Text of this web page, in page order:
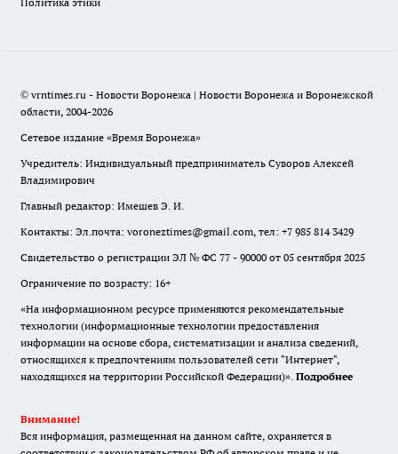
© vrntimes.ru - Новости Воронежа | Новости Воронежа и Воронежской
области, 2004-2026
Сетевое издание «Время Воронежа»
Учредитель: Индивидуальный предприниматель Суворов Алексей
Владимирович
Главный редактор: Имешев Э. И.
Контакты: Эл.почта: voroneztimes@gmail.com, тел: +7 985 814 3429
Свидетельство о регистрации ЭЛ № ФС 77 - 90000 от 05 сентября 2025
Ограничение по возрасту: 16+
«На информационном ресурсе применяются рекомендательные
технологии (информационные технологии предоставления
информации на основе сбора, систематизации и анализа сведений,
относящихся к предпочтениям пользователей сети "Интернет",
находящихся на территории Российской Федерации)». Подробнее
Внимание!
Вся информация, размещенная на данном сайте, охраняется в